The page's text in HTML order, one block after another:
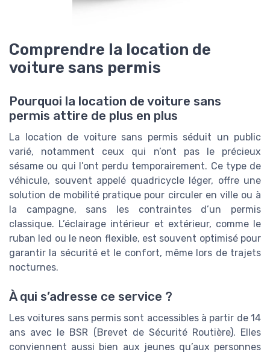
Comprendre la location de
voiture sans permis
Pourquoi la location de voiture sans
permis attire de plus en plus
La location de voiture sans permis séduit un public
varié, notamment ceux qui n’ont pas le précieux
sésame ou qui l’ont perdu temporairement. Ce type de
véhicule, souvent appelé quadricycle léger, offre une
solution de mobilité pratique pour circuler en ville ou à
la campagne, sans les contraintes d’un permis
classique. L’éclairage intérieur et extérieur, comme le
ruban led ou le neon flexible, est souvent optimisé pour
garantir la sécurité et le confort, même lors de trajets
nocturnes.
À qui s’adresse ce service ?
Les voitures sans permis sont accessibles à partir de 14
ans avec le BSR (Brevet de Sécurité Routière). Elles
conviennent aussi bien aux jeunes qu’aux personnes